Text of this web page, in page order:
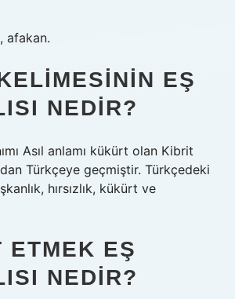
afakan.
EŞ
NEDIR?
Asıl anlamı kükürt olan Kibrit
Türkçeye geçmiştir. Türkçedeki
hırsızlık, kükürt ve
ETMEK EŞ
NEDIR?